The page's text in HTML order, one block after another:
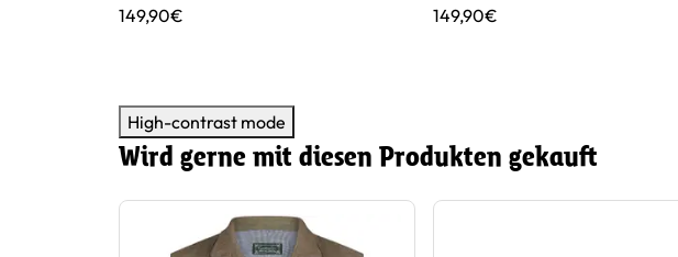
149,90€
149,90€
High-contrast mode
Wird gerne mit diesen Produkten gekauft